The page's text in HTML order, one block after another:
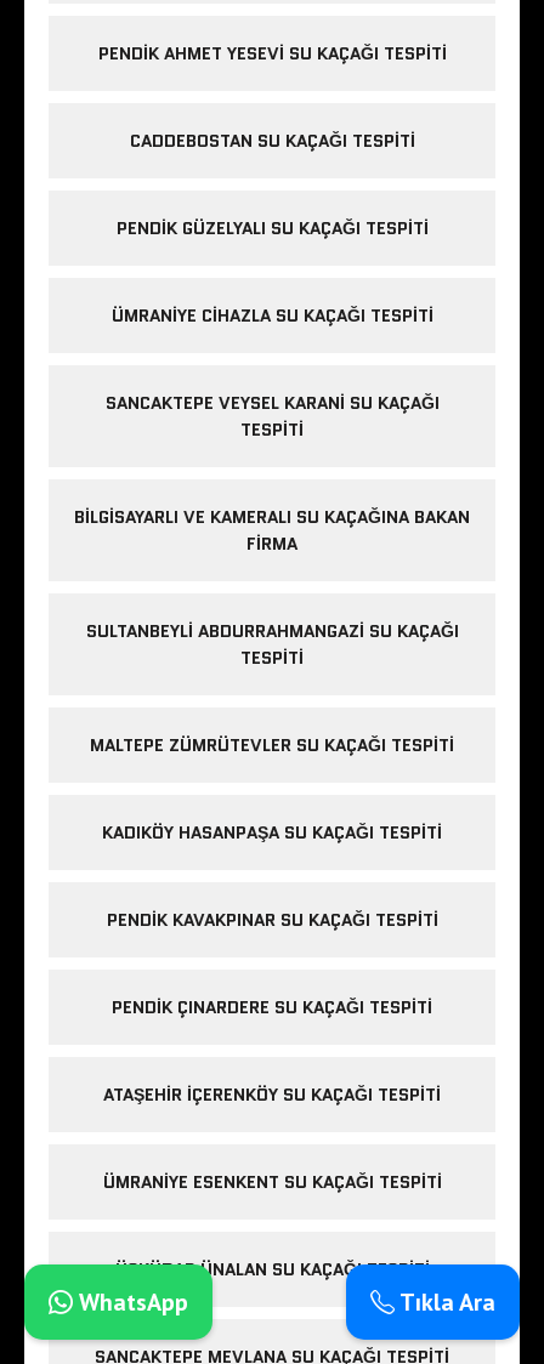
PENDIK AHMET YESEVI SU KAÇAĞI TESPITI
CADDEBOSTAN SU KAÇAĞI TESPITI
PENDIK GÜZELYALI SU KAÇAĞI TESPITI
ÜMRANIYE CIHAZLA SU KAÇAĞI TESPITI
SANCAKTEPE VEYSEL KARANI SU KAÇAĞI
TESPITI
BILGISAYARLI VE KAMERALI SU KAÇAĞINA BAKAN
FIRMA
SULTANBEYLI ABDURRAHMANGAZI SU KAÇAĞI
TESPITI
MALTEPE ZÜMRÜTEVLER SU KAÇAĞI TESPITI
KADIKÖY HASANPAŞA SU KAÇAĞI TESPITI
PENDIK KAVAKPINAR SU KAÇAĞI TESPITI
PENDIK ÇINARDERE SU KAÇAĞI TESPITI
ATAŞEHIR İÇERENKÖY SU KAÇAĞI TESPITI
ÜMRANIYE ESENKENT SU KAÇAĞI TESPITI
ÜSKÜDAR ÜNALAN SU KAÇAĞI TESPITI
SANCAKTEPE MEVLANA SU KAÇAĞI TESPITI
Tıkla Ara
WhatsApp